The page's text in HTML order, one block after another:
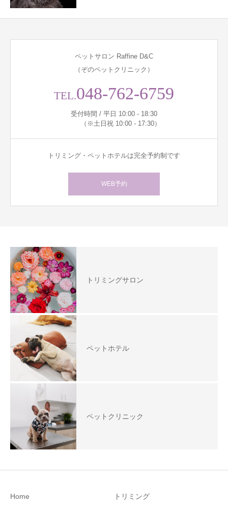
ペットサロン Raffine D&C
（ぞのペットクリニック）
TEL.048-762-6759
受付時間 / 平日 10:00 - 18:30
（※土日祝 10:00 - 17:30）
トリミング・ペットホテルは完全予約制です
WEB予約
トリミングサロン
ペットホテル
ペットクリニック
Home トリミング